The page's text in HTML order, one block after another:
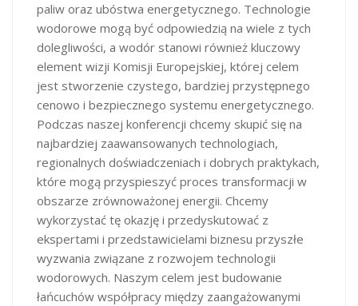
paliw oraz ubóstwa energetycznego. Technologie
wodorowe mogą być odpowiedzią na wiele z tych
dolegliwości, a wodór stanowi również kluczowy
element wizji Komisji Europejskiej, której celem
jest stworzenie czystego, bardziej przystępnego
cenowo i bezpiecznego systemu energetycznego.
Podczas naszej konferencji chcemy skupić się na
najbardziej zaawansowanych technologiach,
regionalnych doświadczeniach i dobrych praktykach,
które mogą przyspieszyć proces transformacji w
obszarze zrównoważonej energii. Chcemy
wykorzystać tę okazję i przedyskutować z
ekspertami i przedstawicielami biznesu przyszłe
wyzwania związane z rozwojem technologii
wodorowych. Naszym celem jest budowanie
łańcuchów współpracy między zaangażowanymi